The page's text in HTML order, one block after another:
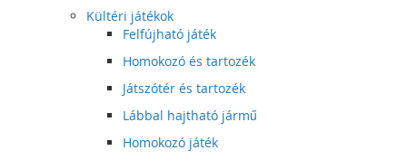
Kültéri játékok
Felfújható játék
Homokozó és tartozék
Játszótér és tartozék
Lábbal hajtható jármű
Homokozó játék